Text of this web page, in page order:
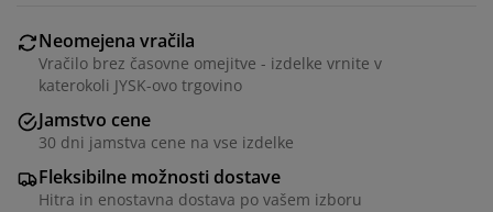
Neomejena vračila
Vračilo brez časovne omejitve - izdelke vrnite v
katerokoli JYSK-ovo trgovino
Jamstvo cene
30 dni jamstva cene na vse izdelke
Fleksibilne možnosti dostave
Hitra in enostavna dostava po vašem izboru